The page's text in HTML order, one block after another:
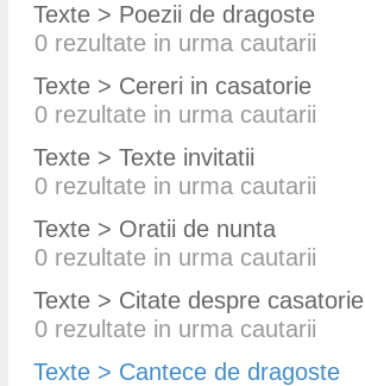
Texte > Poezii de dragoste
0 rezultate in urma cautarii
Texte > Cereri in casatorie
0 rezultate in urma cautarii
Texte > Texte invitatii
0 rezultate in urma cautarii
Texte > Oratii de nunta
0 rezultate in urma cautarii
Texte > Citate despre casatorie
0 rezultate in urma cautarii
Texte > Cantece de dragoste